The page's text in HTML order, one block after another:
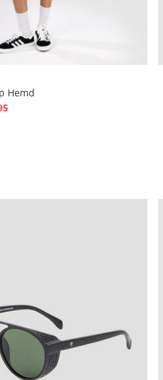
Hemd